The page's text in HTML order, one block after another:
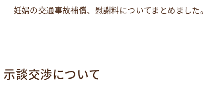
妊婦の交通事故補償、慰謝料についてまとめました。
示談交渉について